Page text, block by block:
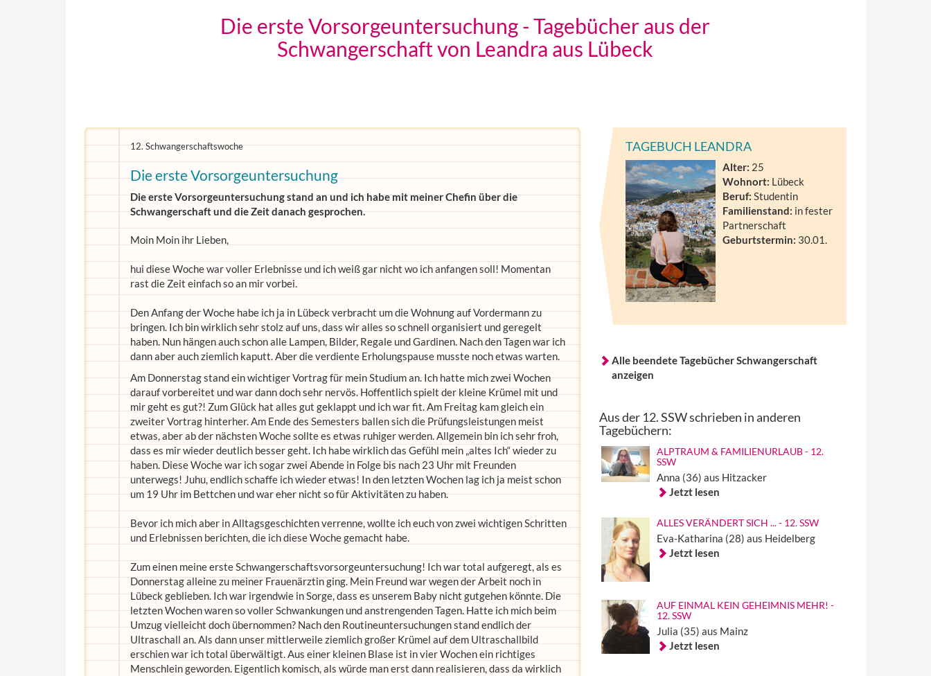
Die erste Vorsorgeuntersuchung - Tagebücher aus der
Schwangerschaft von Leandra aus Lübeck
12. Schwangerschaftswoche
Die erste Vorsorgeuntersuchung
Die erste Vorsorgeuntersuchung stand an und ich habe mit meiner Chefin über die
Schwangerschaft und die Zeit danach gesprochen.
Moin Moin ihr Lieben,
hui diese Woche war voller Erlebnisse und ich weiß gar nicht wo ich anfangen soll! Momentan
rast die Zeit einfach so an mir vorbei.
Den Anfang der Woche habe ich ja in Lübeck verbracht um die Wohnung auf Vordermann zu
bringen. Ich bin wirklich sehr stolz auf uns, dass wir alles so schnell organisiert und geregelt
haben. Nun hängen auch schon alle Lampen, Bilder, Regale und Gardinen. Nach den Tagen war ich
dann aber auch ziemlich kaputt. Aber die verdiente Erholungspause musste noch etwas warten.
Am Donnerstag stand ein wichtiger Vortrag für mein Studium an. Ich hatte mich zwei Wochen
darauf vorbereitet und war dann doch sehr nervös. Hoffentlich spielt der kleine Krümel mit und
mir geht es gut?! Zum Glück hat alles gut geklappt und ich war fit. Am Freitag kam gleich ein
zweiter Vortrag hinterher. Am Ende des Semesters ballen sich die Prüfungsleistungen meist
etwas, aber ab der nächsten Woche sollte es etwas ruhiger werden. Allgemein bin ich sehr froh,
dass es mir wieder deutlich besser geht. Ich habe wirklich das Gefühl mein „altes Ich“ wieder zu
haben. Diese Woche war ich sogar zwei Abende in Folge bis nach 23 Uhr mit Freunden
unterwegs! Juhu, endlich schaffe ich wieder etwas! In den letzten Wochen lag ich ja meist schon
um 19 Uhr im Bettchen und war eher nicht so für Aktivitäten zu haben.
Bevor ich mich aber in Alltagsgeschichten verrenne, wollte ich euch von zwei wichtigen Schritten
und Erlebnissen berichten, die ich diese Woche gemacht habe.
Zum einen meine erste Schwangerschaftsvorsorgeuntersuchung! Ich war total aufgeregt, als es
Donnerstag alleine zu meiner Frauenärztin ging. Mein Freund war wegen der Arbeit noch in
Lübeck geblieben. Ich war irgendwie in Sorge, dass es unserem Baby nicht gutgehen könnte. Die
letzten Wochen waren so voller Schwankungen und anstrengenden Tagen. Hatte ich mich beim
Umzug vielleicht doch übernommen? Nach den Routineuntersuchungen stand endlich der
Ultraschall an. Als dann unser mittlerweile ziemlich großer Krümel auf dem Ultraschallbild
erschien war ich total überwältigt. Aus einer kleinen Blase ist in vier Wochen ein richtiges
Menschlein geworden. Eigentlich komisch, als würde man erst dann realisieren, dass da wirklich
TAGEBUCH LEANDRA
Alter: 25
Wohnort: Lübeck
Beruf: Studentin
Familienstand: in fester
Partnerschaft
Geburtstermin: 30.01.
Alle beendete Tagebücher Schwangerschaft
anzeigen
Aus der 12. SSW schrieben in anderen
Tagebüchern:
ALPTRAUM & FAMILIENURLAUB - 12.
SSW
Anna (36) aus Hitzacker
Jetzt lesen
ALLES VERÄNDERT SICH ... - 12. SSW
Eva-Katharina (28) aus Heidelberg
Jetzt lesen
AUF EINMAL KEIN GEHEIMNIS MEHR! -
12. SSW
Julia (35) aus Mainz
Jetzt lesen